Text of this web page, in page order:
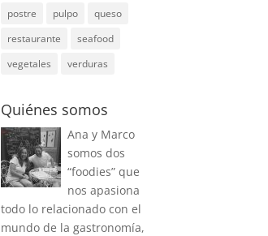
postre
pulpo
queso
restaurante
seafood
vegetales
verduras
Quiénes somos
Ana y Marco
somos dos
“foodies” que
nos apasiona
todo lo relacionado con el
mundo de la gastronomía,